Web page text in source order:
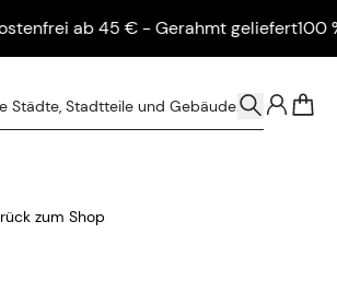
ab 45 € - Gerahmt geliefert100 %
zum Shop